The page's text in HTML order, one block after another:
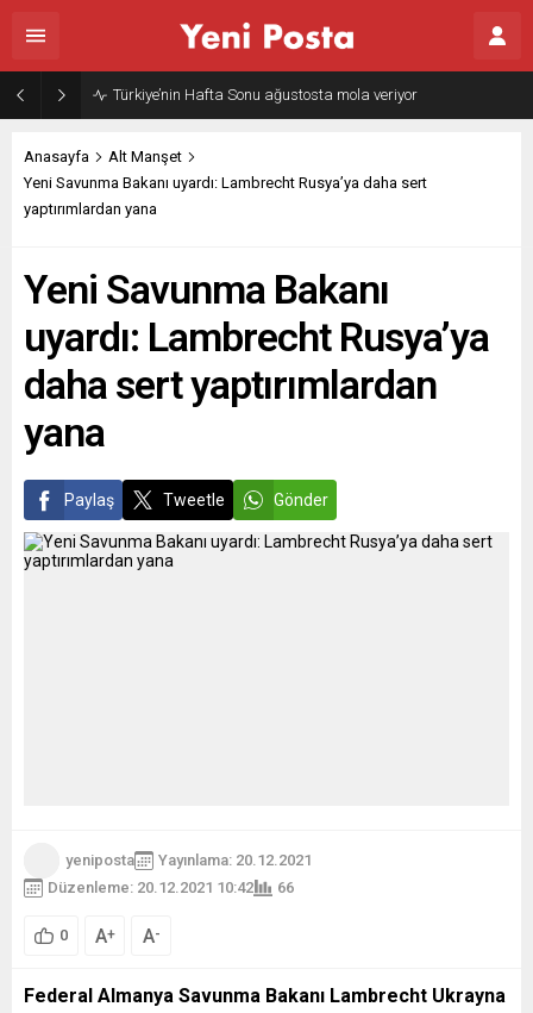
Türkiye’nin Hafta Sonu ağustosta mola veriyor
Anasayfa
Alt Manşet
Yeni Savunma Bakanı uyardı: Lambrecht Rusya’ya daha sert
yaptırımlardan yana
Yeni Savunma Bakanı
uyardı: Lambrecht Rusya’ya
daha sert yaptırımlardan
yana
Paylaş Tweetle Gönder
yeniposta
Yayınlama: 20.12.2021
Düzenleme: 20.12.2021 10:42
66
0 A+ A-
Federal Almanya Savunma Bakanı Lambrecht Ukrayna